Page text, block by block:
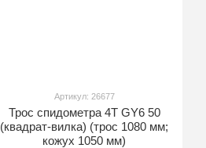
Артикул: 26677
Трос спидометра 4T GY6 50
(квадрат-вилка) (трос 1080 мм;
кожух 1050 мм)